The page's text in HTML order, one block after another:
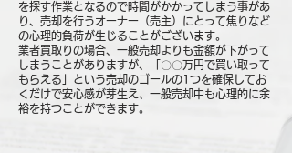
を探す作業となるので時間がかかってしまう事があ
り、売却を行うオーナー（売主）にとって焦りなど
の心理的負荷が生じることがございます。
業者買取りの場合、一般売却よりも金額が下がって
しまうことがありますが、「〇〇万円で買い取って
もらえる」という売却のゴールの1つを確保してお
くだけで安心感が芽生え、一般売却中も心理的に余
裕を持つことができます。